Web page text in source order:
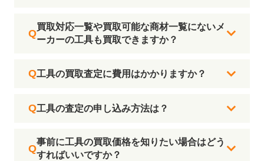
買取対応一覧や買取可能な商材一覧にないメ
ーカーの工具も買取できますか？
工具の買取査定に費用はかかりますか？
工具の査定の申し込み方法は？
事前に工具の買取価格を知りたい場合はどう
すればいいですか？